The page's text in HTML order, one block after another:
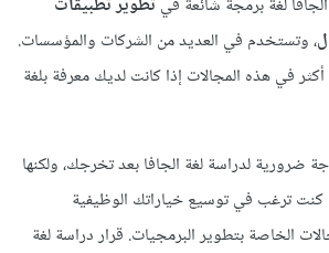
لغة برمجة شائعة في تطوير تطبيقات
، وتستخدم في العديد من الشركات والمؤسسات.
في هذه المجالات إذا كانت لديك معرفة بلغة
ضرورية لدراسة لغة الجافا بعد تخرجك، ولكنها
كنت ترغب في توسيع خياراتك الوظيفية
الخاصة بتطوير البرمجيات. قرار دراسة لغة